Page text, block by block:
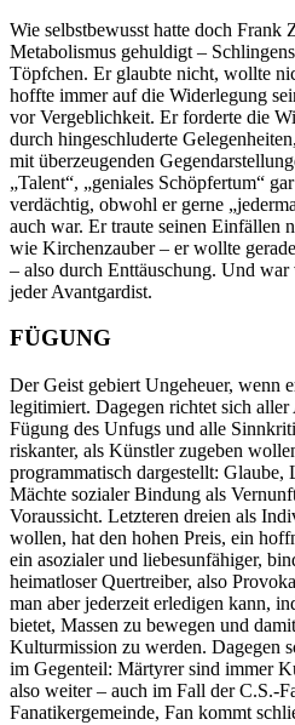
Wie selbstbewusst hatte doch Frank
Metabolismus gehuldigt –
Töpfchen. Er glaubte nicht, wollte
hoffte immer auf die Widerlegung
vor Vergeblichkeit. Er forderte die
durch hingeschluderte
mit überzeugenden
„Talent“, „geniales Schöpfertum“
verdächtig, obwohl er gerne
auch war. Er traute seinen Einfällen
wie Kirchenzauber – er wollte
– also durch Enttäuschung. Und
jeder Avantgardist.
FÜGUNG
Der Geist gebiert Ungeheuer, wenn
legitimiert. Dagegen richtet sich aller
Fügung des Unfugs und alle
riskanter, als Künstler zugeben
programmatisch dargestellt:
Mächte sozialer Bindung als
Voraussicht. Letzteren dreien als
wollen, hat den hohen Preis, ein
ein asozialer und liebesunfähiger,
heimatloser Quertreiber, also
man aber jederzeit erledigen kann,
bietet, Massen zu bewegen und
Kulturmission zu werden. Dagegen
im Gegenteil: Märtyrer sind immer
also weiter – auch im Fall der C.S.-
Fanatikergemeinde, Fan kommt